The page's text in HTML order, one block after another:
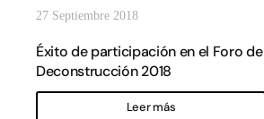
27 Septiembre 2018
Éxito de participación en el Foro de
Deconstrucción 2018
Leer más